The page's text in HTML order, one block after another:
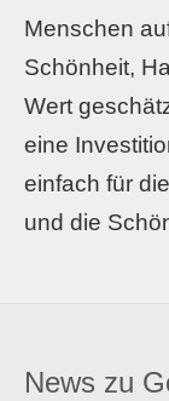
Menschen
Schönheit,
Wert
eine
einfach für
und die
News zu